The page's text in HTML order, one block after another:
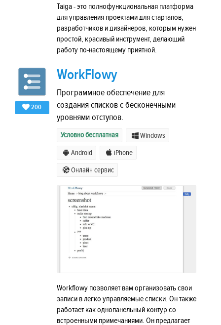
Taiga - это полнофункциональная платформа
для управления проектами для стартапов,
разработчиков и дизайнеров, которым нужен
простой, красивый инструмент, делающий
работу по-настоящему приятной.
200
WorkFlowy
Программное обеспечение для
создания списков с бесконечными
уровнями отступов.
Условно бесплатная Windows
Android iPhone
Онлайн сервис
Workflowy позволяет вам организовать свои
записи в легко управляемые списки. Он также
работает как однопанельный контур со
встроенными примечаниями. Он предлагает